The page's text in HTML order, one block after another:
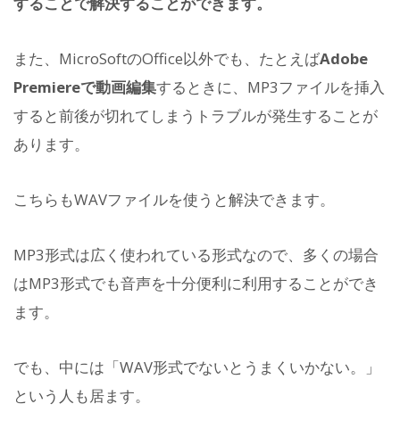
また、MicroSoftのOffice以外でも、たとえばAdobe
Premiereで動画編集するときに、MP3ファイルを挿入
すると前後が切れてしまうトラブルが発生することが
あります。
こちらもWAVファイルを使うと解決できます。
MP3形式は広く使われている形式なので、多くの場合
はMP3形式でも音声を十分便利に利用することができ
ます。
でも、中には「WAV形式でないとうまくいかない。」
という人も居ます。